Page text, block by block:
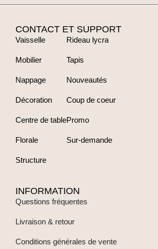
CONTACT ET SUPPORT
Vaisselle
Mobilier
Nappage
Décoration
Centre de table
Florale
Structure
Rideau lycra
Tapis
Nouveautés
Coup de coeur
Promo
Sur-demande
INFORMATION
Questions fréquentes
Livraison & retour
Conditions générales de vente